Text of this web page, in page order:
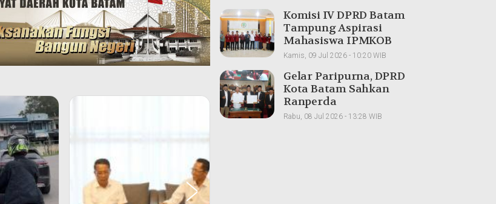
Dipertemukan
Komisi IV DPRD Batam
Tampung Aspirasi
Mahasiswa IPMKOB
Pekanbaru, Bahas
Kamis, 09 Jul 2026 - 10:20 WIB
Gelar Paripurna, DPRD
Kota Batam Sahkan
Ranperda
Pertanggungjawaban
Rabu, 08 Jul 2026 - 13:28 WIB